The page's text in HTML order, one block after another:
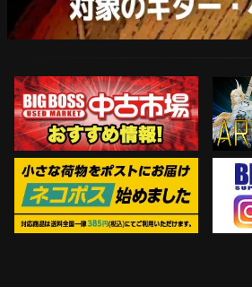
中古市場おすすめ情報!!
ネコポス対象商品はコチラ